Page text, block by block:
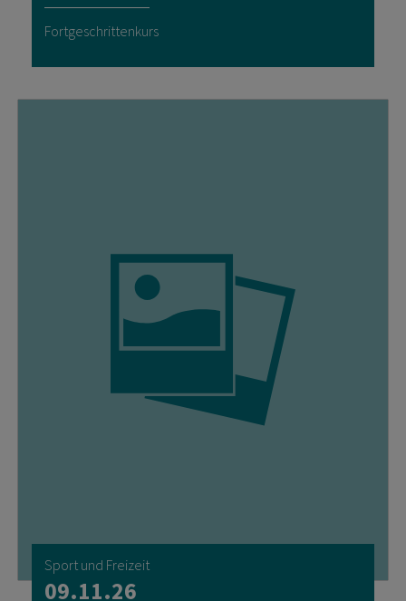
Fortgeschrittenkurs
Sport und Freizeit
09.11.26